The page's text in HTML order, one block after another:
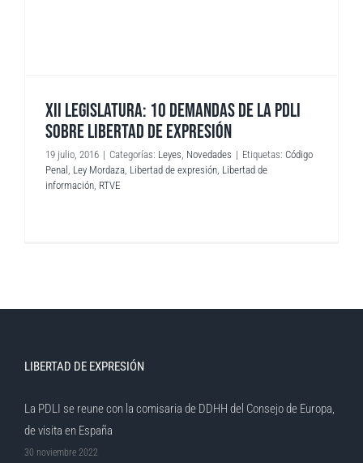
XII LEGISLATURA: 10 DEMANDAS DE LA PDLI
SOBRE LIBERTAD DE EXPRESIÓN
19 julio, 2016 | Categorías: Leyes, Novedades | Etiquetas: Código
Penal , Ley Mordaza, Libertad de expresión, Libertad de
información, RTVE
LIBERTAD DE EXPRESIÓN
La PDLI se reune con la comisaria de DDHH del Consejo de Europa,
de visita en España
30 noviembre 2022